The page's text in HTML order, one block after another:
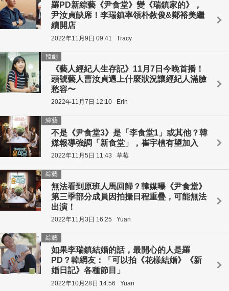
羅PD新綜藝《尹食堂》變《瑞鎮家的》，
尹汝貞缺席！李瑞鎮率領朴敘俊&鄭裕美繼
續開店
2022年11月9日 09:41 Tracy
《藝人經紀人生存記》11月7日今晚首播！
頭號藝人曹汝貞遇上什麼狀況讓經紀人滿臉
愁容〜
韓劇
2022年11月7日 12:10 Erin
不是《尹食堂3》是「李食堂1」或其他？韓
媒報導強調「新食堂」，崔宇植有望加入
綜藝
2022年11月5日 11:43 草莓
無法看到原班人馬回歸？韓媒曝《尹食堂》
第三季部分成員因拍攝日程重疊，可能無法
出演！
綜藝
2022年11月3日 16:25 Yuan
如果李瑞鎮結婚的話，最開心的人是羅
PD？韓網友：「可以拍《花樣結婚》《新
婚日記》各種節目」
綜藝
2022年10月28日 14:56 Yuan